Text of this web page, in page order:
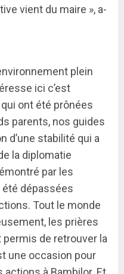
vient du maire », a-
plein
ici c’est
ont été prônées
parents, nos guides
d’une stabilité qui a
la diplomatie
par les
dépassées
Tout le monde
les prières
permis de retrouver la
une occasion pour